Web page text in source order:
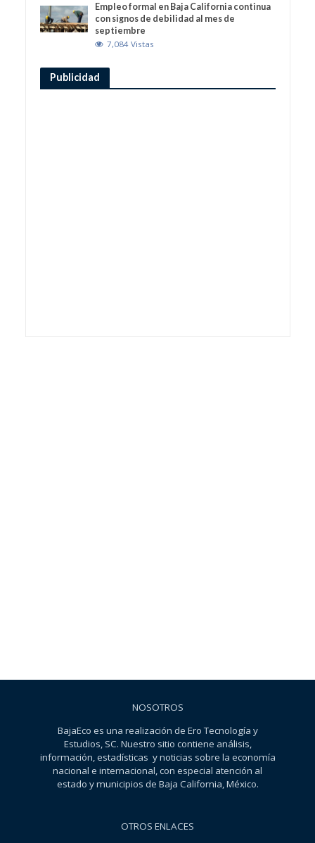
Empleo formal en Baja California continua
con signos de debilidad al mes de
septiembre
7,084 Vistas
Publicidad
NOSOTROS
BajaEco es una realización de Ero Tecnología y
Estudios, SC. Nuestro sitio contiene análisis,
información, estadísticas y noticias sobre la economía
nacional e internacional, con especial atención al
estado y municipios de Baja California, México.
OTROS ENLACES